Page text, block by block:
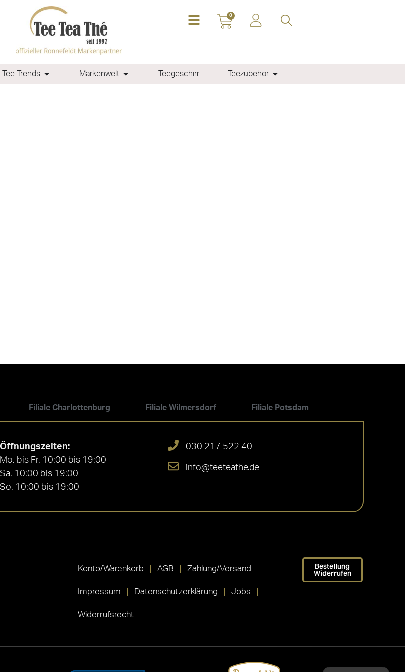
0
Tee Trends Markenwelt Teegeschirr Teezubehör
Filiale Charlottenburg Filiale Wilmersdorf Filiale Potsdam
Öffnungszeiten:
Mo. bis Fr. 10:00 bis 19:00
Sa. 10:00 bis 19:00
So. 10:00 bis 19:00
030 217 522 40
info@teeteathe.de
Konto/Warenkorb AGB Zahlung/Versand
Impressum Datenschutzerklärung Jobs
Widerrufsrecht
Bestellung
Widerrufen